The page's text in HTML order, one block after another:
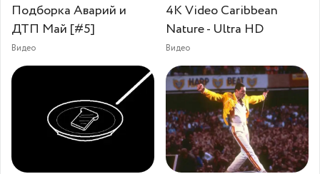
Подборка Аварий и
ДТП Май [#5]
Видео
4K Video Caribbean
Nature - Ultra HD
Видео